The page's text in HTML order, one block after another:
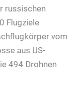
russischen
Flugziele
vom
aus US-
494 Drohnen